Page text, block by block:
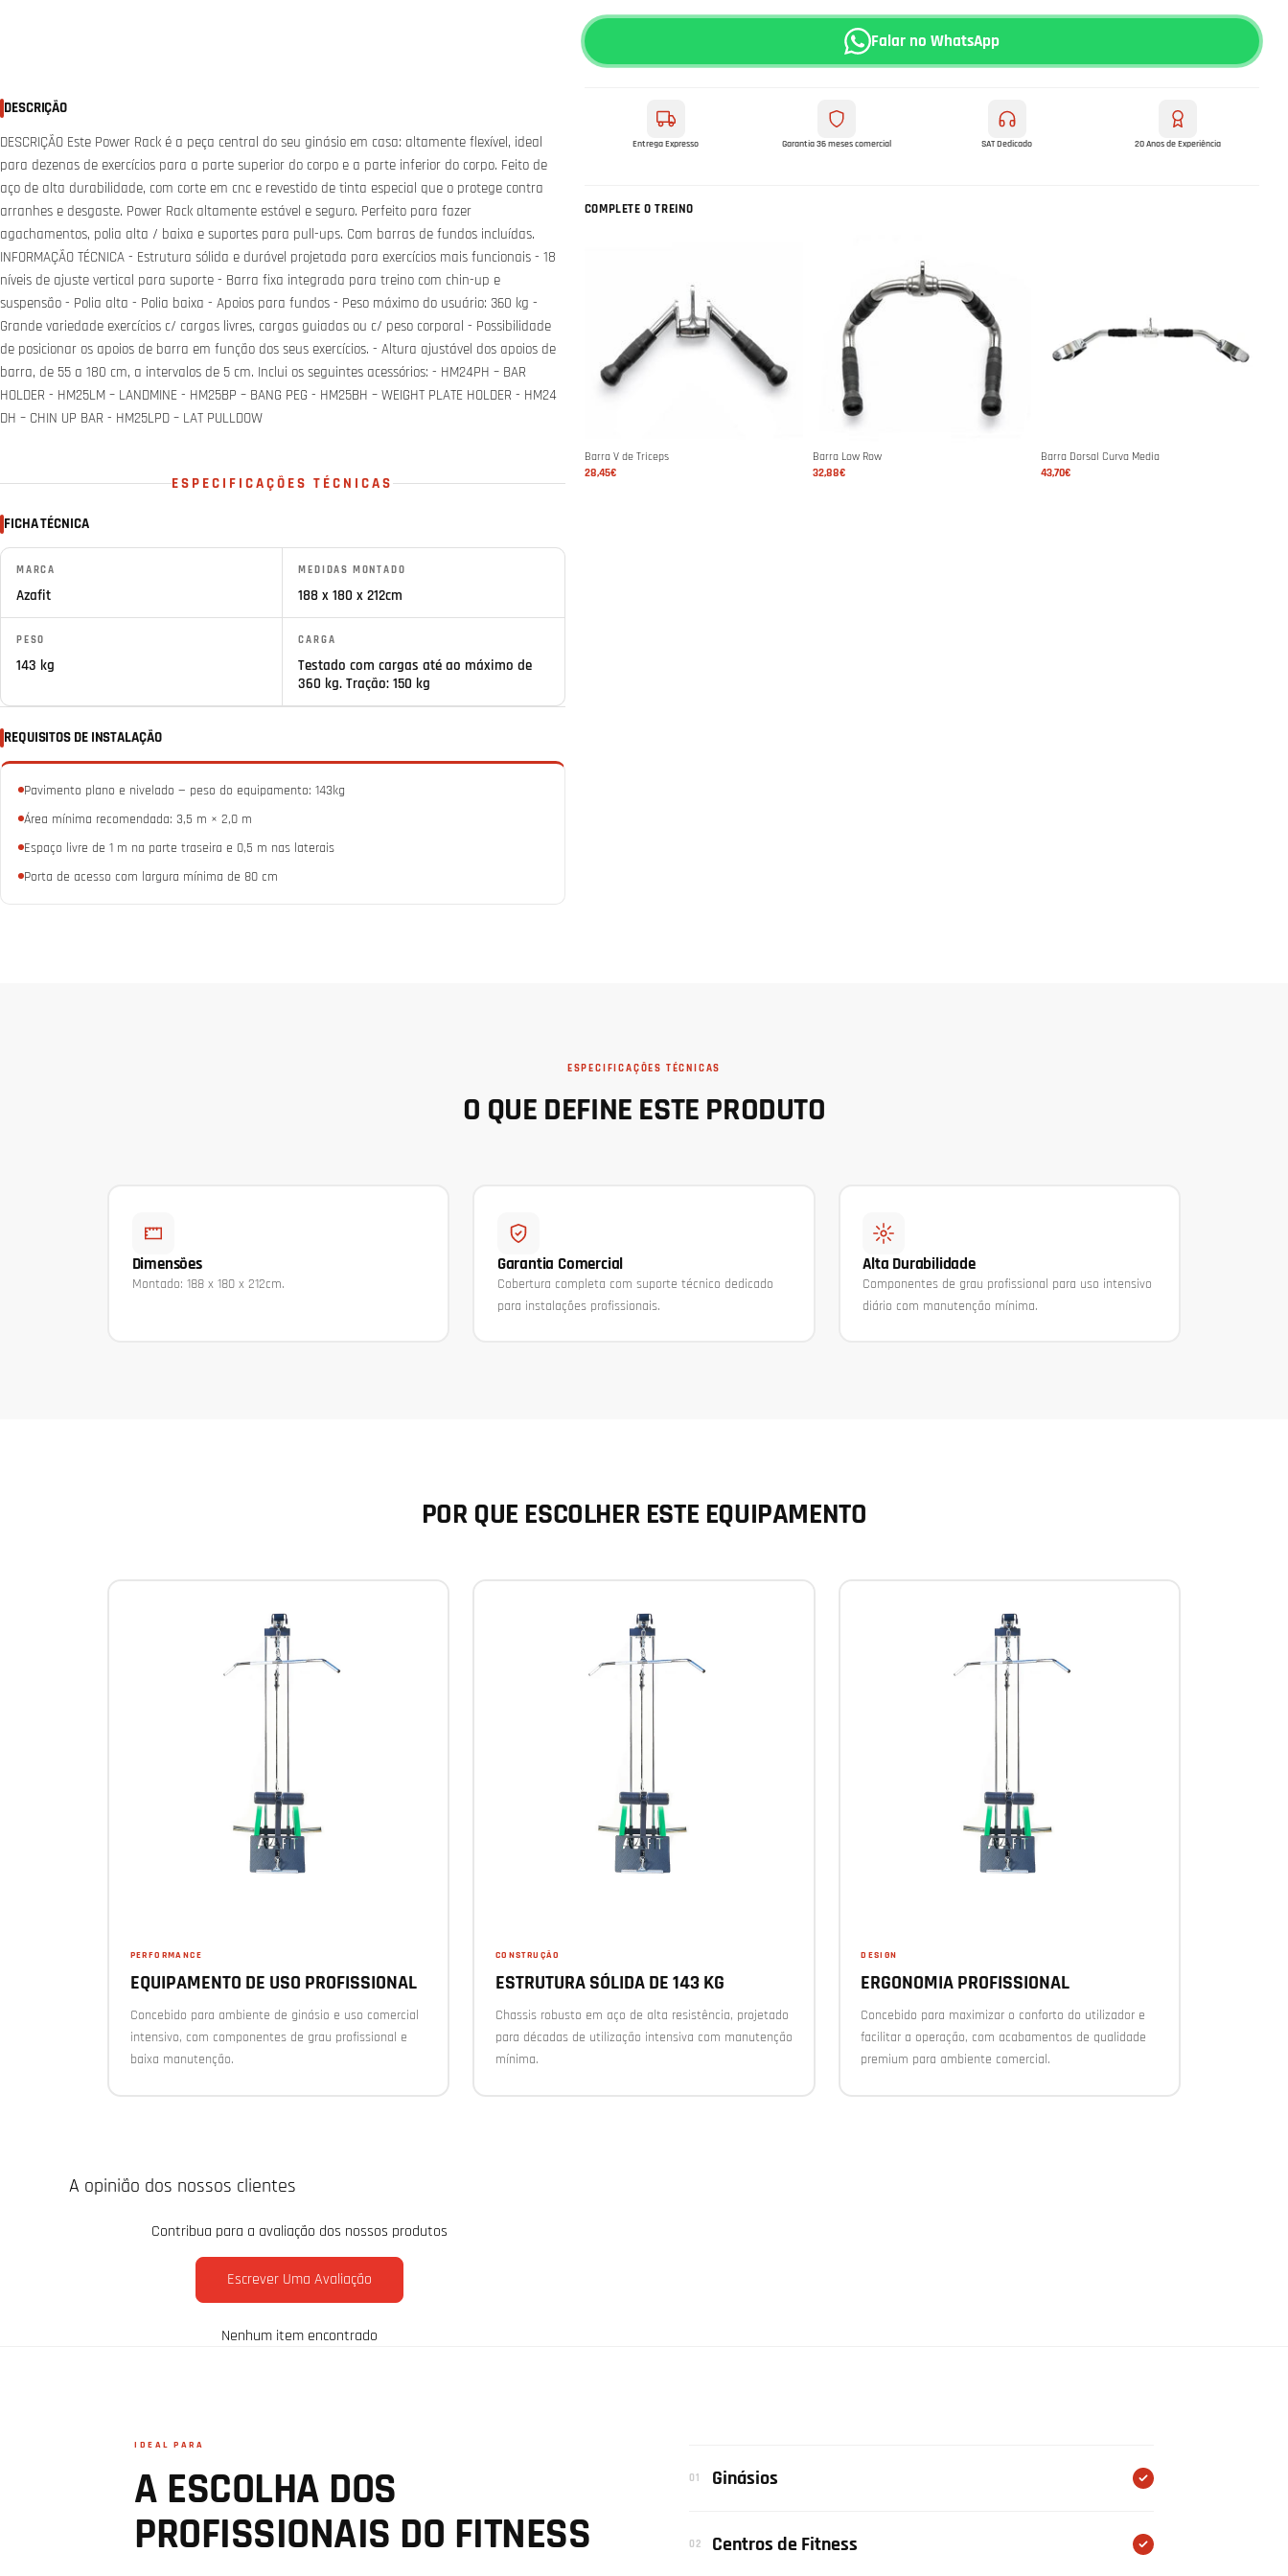
DESCRIÇÃO
DESCRIÇÃO Este Power Rack é a peça central do seu ginásio em casa: altamente flexível, ideal
para dezenas de exercícios para a parte superior do corpo e a parte inferior do corpo. Feito de
aço de alta durabilidade, com corte em cnc e revestido de tinta especial que o protege contra
arranhes e desgaste. Power Rack altamente estável e seguro. Perfeito para fazer
agachamentos, polia alta / baixa e suportes para pull-ups. Com barras de fundos incluídas.
INFORMAÇÃO TÉCNICA - Estrutura sólida e durável projetada para exercícios mais funcionais - 18
níveis de ajuste vertical para suporte - Barra fixa integrada para treino com chin-up e
suspensão - Polia alta - Polia baixa - Apoios para fundos - Peso máximo do usuário: 360 kg -
Grande variedade exercícios c/ cargas livres, cargas guiadas ou c/ peso corporal - Possibilidade
de posicionar os apoios de barra em função dos seus exercícios. - Altura ajustável dos apoios de
barra, de 55 a 180 cm, a intervalos de 5 cm. Inclui os seguintes acessórios: - HM24PH – BAR
HOLDER - HM25LM – LANDMINE - HM25BP – BANG PEG - HM25BH – WEIGHT PLATE HOLDER - HM24
DH – CHIN UP BAR - HM25LPD – LAT PULLDOW
ESPECIFICAÇÕES TÉCNICAS
FICHA TÉCNICA
MARCA
Azafit
MEDIDAS MONTADO
188 x 180 x 212cm
PESO
143 kg
CARGA
Testado com cargas até ao máximo de
360 kg. Tração: 150 kg
REQUISITOS DE INSTALAÇÃO
Pavimento plano e nivelado — peso do equipamento: 143kg
Área mínima recomendada: 3,5 m × 2,0 m
Espaço livre de 1 m na parte traseira e 0,5 m nas laterais
Porta de acesso com largura mínima de 80 cm
Falar no WhatsApp
Entrega Expresso Garantia 36 meses comercial SAT Dedicado 20 Anos de Experiência
COMPLETE O TREINO
Barra V de Triceps
28,45€
Barra Low Row
32,88€
Barra Dorsal Curva Media
43,70€
ESPECIFICAÇÕES TÉCNICAS
O QUE DEFINE ESTE PRODUTO
Dimensões
Montado: 188 x 180 x 212cm.
Garantia Comercial
Cobertura completa com suporte técnico dedicado
para instalações profissionais.
Alta Durabilidade
Componentes de grau profissional para uso intensivo
diário com manutenção mínima.
POR QUE ESCOLHER ESTE EQUIPAMENTO
PERFORMANCE
EQUIPAMENTO DE USO PROFISSIONAL
Concebido para ambiente de ginásio e uso comercial
intensivo, com componentes de grau profissional e
baixa manutenção.
CONSTRUÇÃO
ESTRUTURA SÓLIDA DE 143 KG
Chassis robusto em aço de alta resistência, projetado
para décadas de utilização intensiva com manutenção
mínima.
DESIGN
ERGONOMIA PROFISSIONAL
Concebido para maximizar o conforto do utilizador e
facilitar a operação, com acabamentos de qualidade
premium para ambiente comercial.
A opinião dos nossos clientes
Contribua para a avaliação dos nossos produtos
Escrever Uma Avaliação
Nenhum item encontrado
IDEAL PARA
A ESCOLHA DOS
PROFISSIONAIS DO FITNESS
01 Ginásios
02 Centros de Fitness